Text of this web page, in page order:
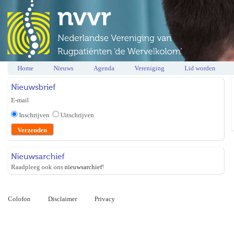
Home Nieuws Agenda Vereniging Lid worden
Nieuwsbrief
E-mail
Inschrijven
Uitschrijven
Nieuwsarchief
Raadpleeg ook ons nieuwsarchief!
Colofon Disclaimer Privacy